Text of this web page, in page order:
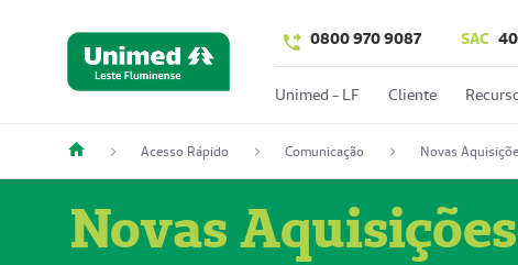
0800 970 9087 SAC
Unimed - LF Cliente
Acesso Rápido Comunicação Novas
Novas Aquisições